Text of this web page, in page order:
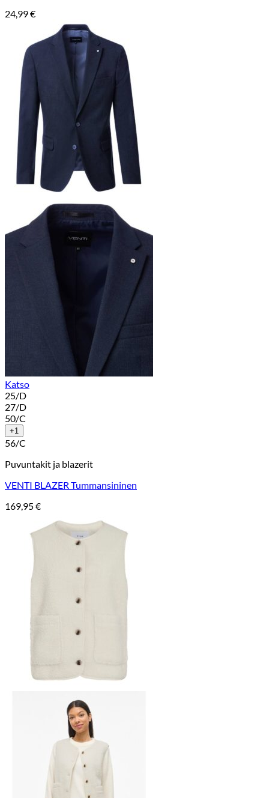
24,99€
Katso
25/D
27/D
50/C
+1
56/C
Puvuntakit ja blazerit
VENTI BLAZER Tummansininen
169,95€